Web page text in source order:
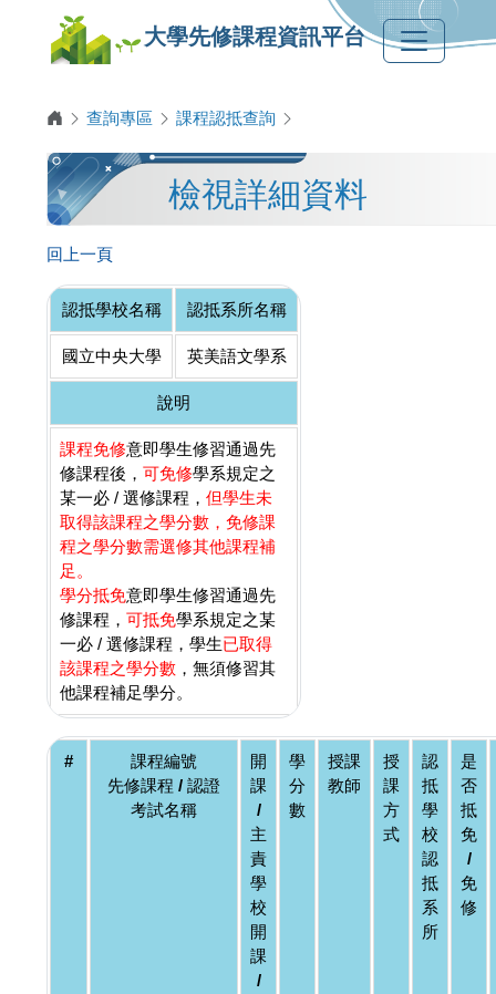
大學先修課程資訊平台
查詢專區 課程認抵查詢
檢視詳細資料
回上一頁
認抵學校名稱 認抵系所名稱
國立中央大學 英美語文學系
說明
課程免修意即學生修習通過先
修課程後， 可免修學系規定之
某一必 / 選修課程， 但學生未
取得該課程之學分數，免修課
程之學分數需選修其他課程補
足。
學分抵免意即學生修習通過先
修課程， 可抵免學系規定之某
一必 / 選修課程，學生已取得
該課程之學分數 ，無須修習其
他課程補足學分。
#
課程編號
先修課程 / 認證
考試名稱
開
課
/
主
責
學
校
開
課
/
學
分
數
授課
教師
授
課
方
式
認
抵
學
校
認
抵
系
所
是
否
抵
免
/
免
修